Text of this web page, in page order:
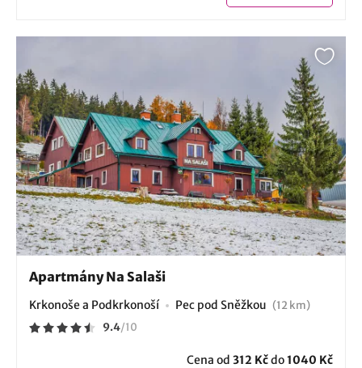
Apartmány Na Salaši
Krkonoše a Podkrkonoší Pec pod Sněžkou (12 km)
9.4/10
Cena od 312 Kčdo1040 Kč